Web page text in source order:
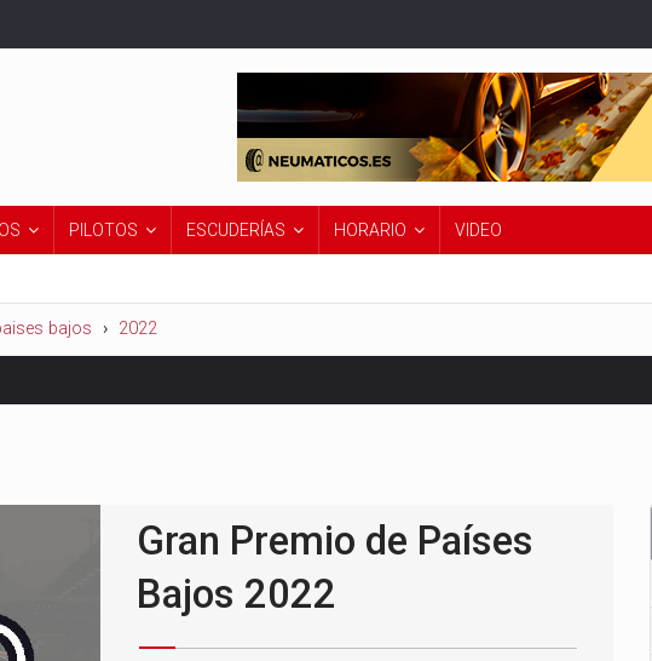
PILOTOS ESCUDERÍAS HORARIO VIDEO
bajos 2022
Gran Premio de Países
Bajos 2022